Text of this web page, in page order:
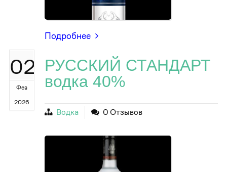
Подробнее
02
Фев
2026
РУССКИЙ СТАНДАРТ
водка 40%
Водка 0 Отзывов